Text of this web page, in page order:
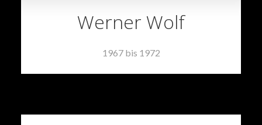
Werner Wolf
1967 bis 1972